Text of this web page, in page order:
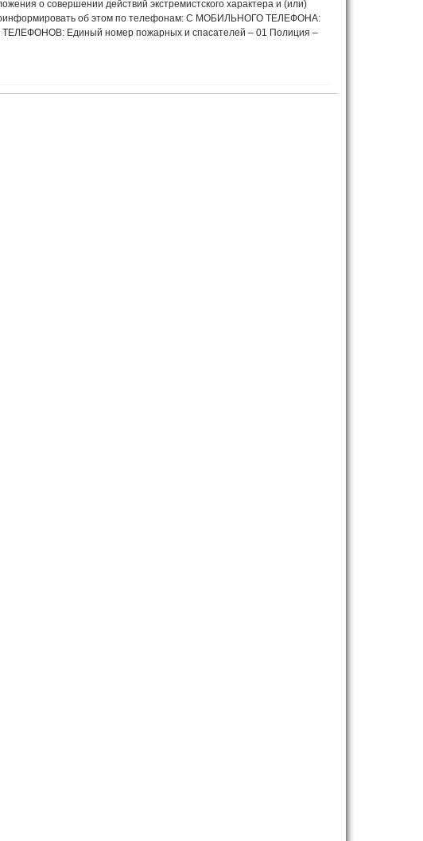
о совершении действий экстремистского характера и (или)
об этом по телефонам: С МОБИЛЬНОГО ТЕЛЕФОНА:
Единый номер пожарных и спасателей – 01 Полиция –